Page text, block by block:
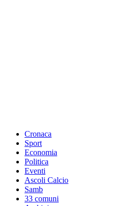
Cronaca
Sport
Economia
Politica
Eventi
Ascoli Calcio
Samb
33 comuni